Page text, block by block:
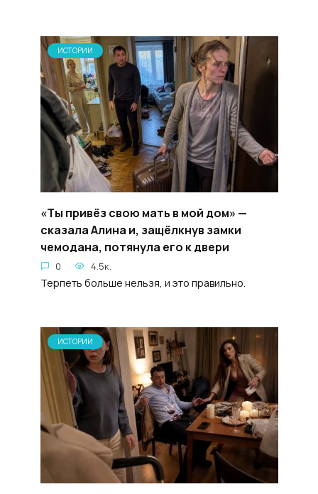
ИСТОРИИ
«Ты привёз свою мать в мой дом» —
сказала Алина и, защёлкнув замки
чемодана, потянула его к двери
0 4.5к.
Терпеть больше нельзя, и это правильно.
ИСТОРИИ